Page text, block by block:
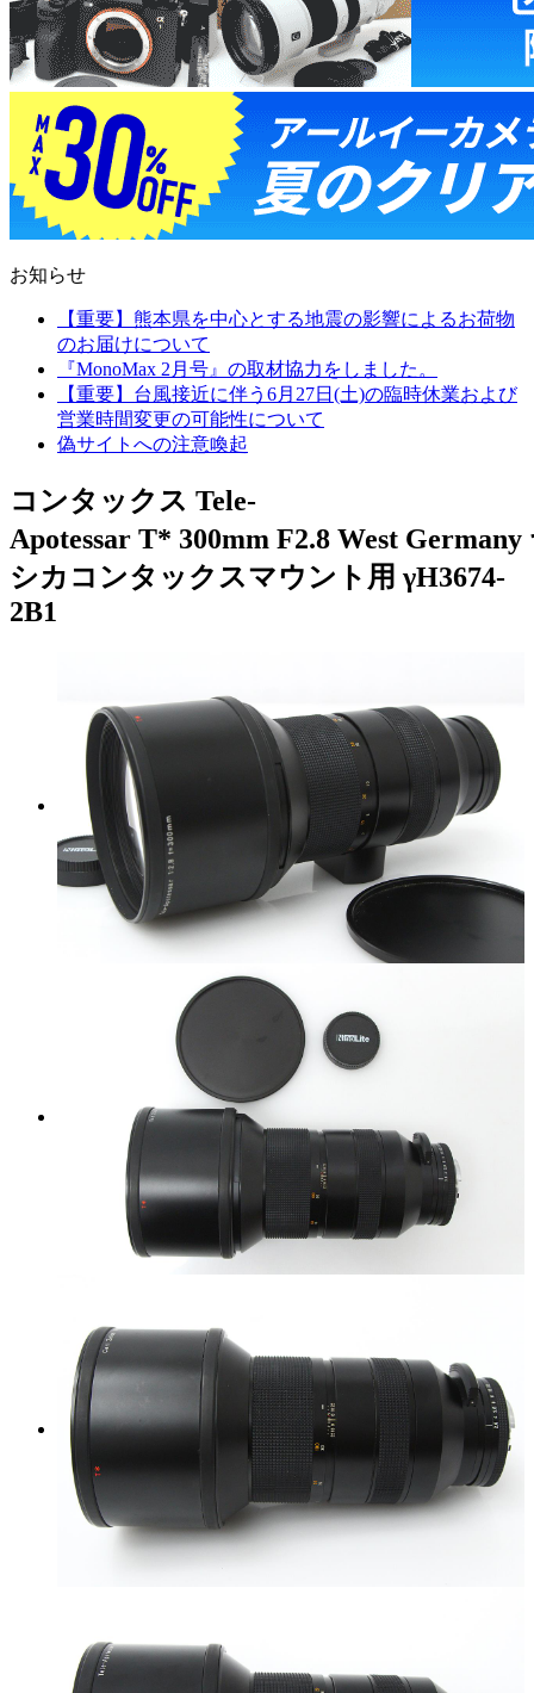
お知らせ
【重要】熊本県を中心とする地震の影響によるお荷物
のお届けについて
『MonoMax 2月号』の取材協力をしました。
【重要】台風接近に伴う6月27日(土)の臨時休業および
営業時間変更の可能性について
偽サイトへの注意喚起
コンタックス Tele-
Apotessar T* 300mm F2.8 West Germany
シカコンタックスマウント用 γH3674-
2B1